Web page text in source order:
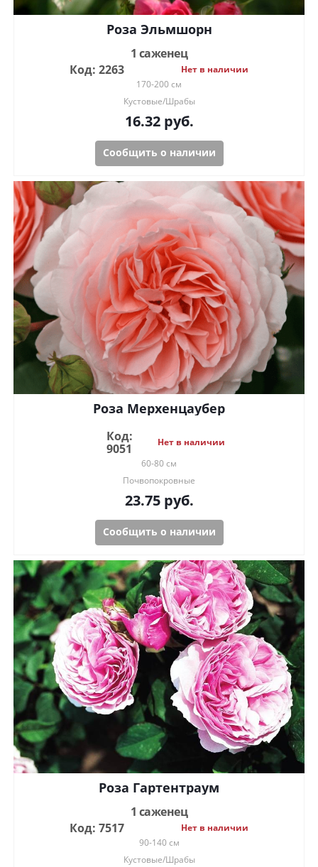
Роза Эльмшорн
1 саженец
Код: 2263
Нет в наличии
170-200 см
Кустовые/Шрабы
16.32руб.
Сообщить о наличии
Роза Мерхенцаубер
Код:
9051
Нет в наличии
60-80 см
Почвопокровные
23.75руб.
Сообщить о наличии
Роза Гартентраум
1 саженец
Код: 7517
Нет в наличии
90-140 см
Кустовые/Шрабы